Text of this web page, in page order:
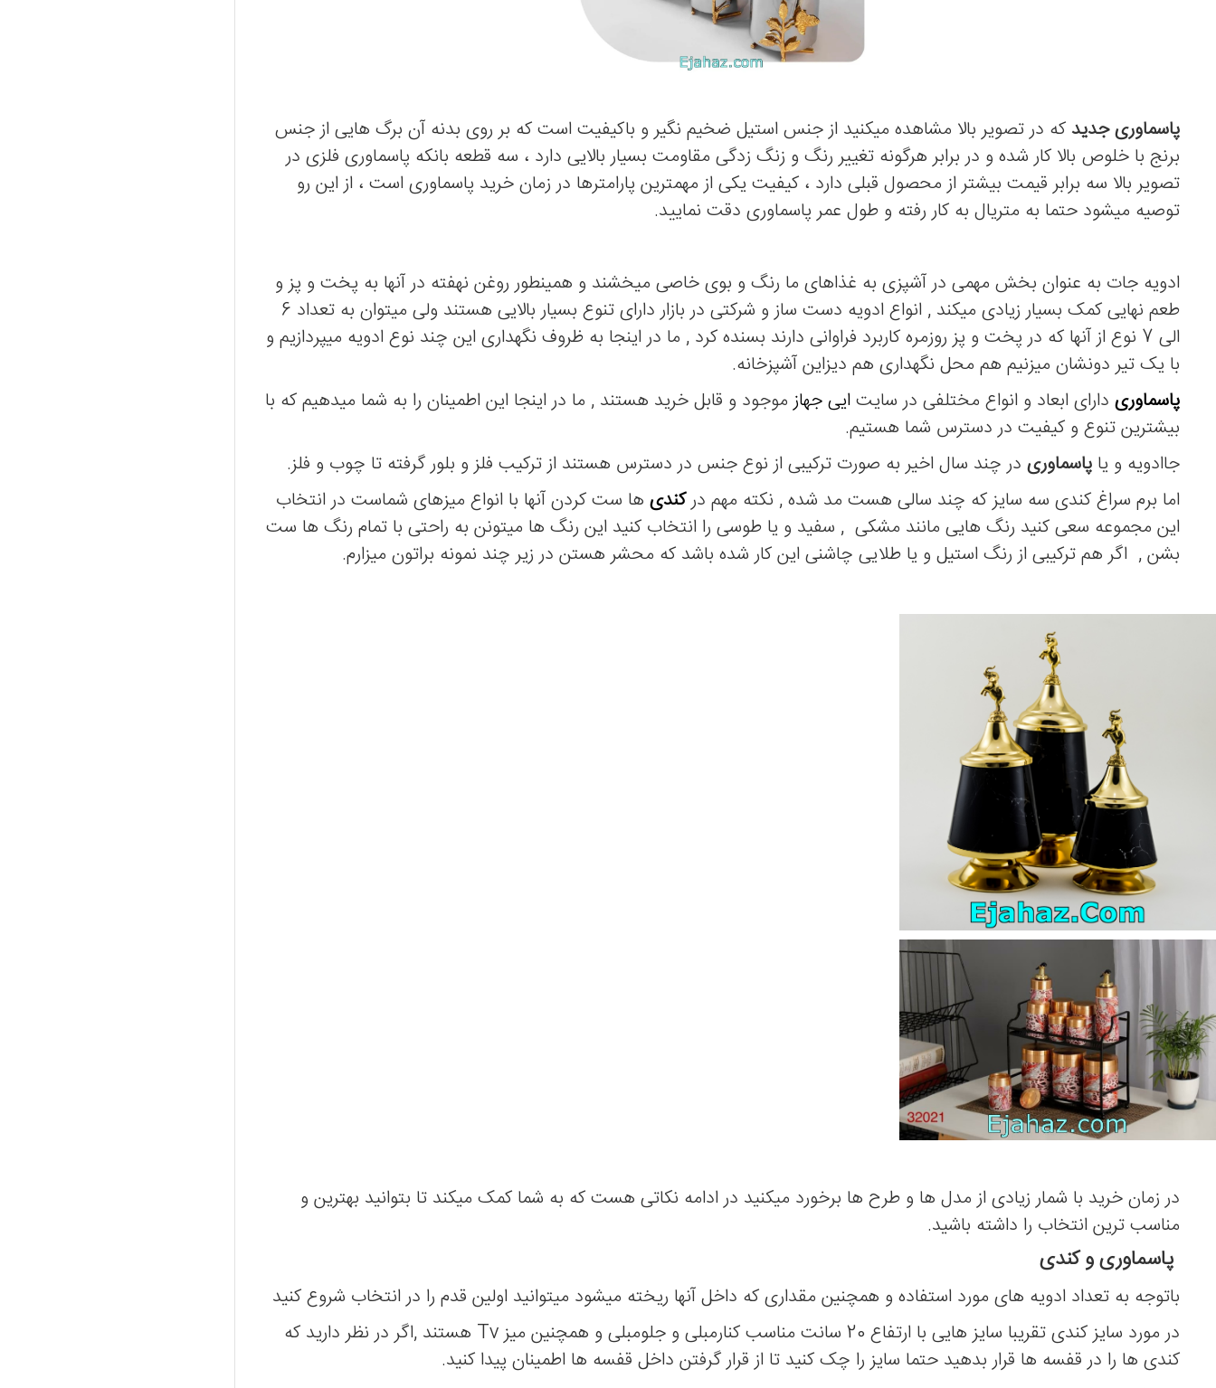
پاسماوری جدید که در تصویر بالا مشاهده میکنید از جنس استیل ضخیم نگیر و باکیفیت است که بر روی بدنه آن برگ هایی از جنس
برنج با خلوص بالا کار شده و در برابر هرگونه تغییر رنگ و زنگ زدگی مقاومت بسیار بالایی دارد ، سه قطعه بانکه پاسماوری فلزی در
تصویر بالا سه برابر قیمت بیشتر از محصول قبلی دارد ، کیفیت یکی از مهمترین پارامترها در زمان خرید پاسماوری است ، از این رو
توصیه میشود حتما به متریال به کار رفته و طول عمر پاسماوری دقت نمایید.
ادویه جات به عنوان بخش مهمی در آشپزی به غذاهای ما رنگ و بوی خاصی میخشند و همینطور روغن نهفته در آنها به پخت و پز و
طعم نهایی کمک بسیار زیادی میکند , انواع ادویه دست ساز و شرکتی در بازار دارای تنوع بسیار بالایی هستند ولی میتوان به تعداد 6
الی 7 نوع از آنها که در پخت و پز روزمره کاربرد فراوانی دارند بسنده کرد , ما در اینجا به ظروف نگهداری این چند نوع ادویه میپردازیم و
با یک تیر دونشان میزنیم هم محل نگهداری هم دیزاین آشپزخانه.
پاسماوری دارای ابعاد و انواع مختلفی در سایتایی جهازموجود و قابل خرید هستند , ما در اینجا این اطمینان را به شما میدهیم که با
بیشترین تنوع و کیفیت در دسترس شما هستیم.
جاادویه و یا پاسماوری در چند سال اخیر به صورت ترکیبی از نوع جنس در دسترس هستند از ترکیب فلز و بلور گرفته تا چوب و فلز.
اما برم سراغ کندی سه سایز که چند سالی هست مد شده , نکته مهم درکندی ها ست کردن آنها با انواع میزهای شماست در انتخاب
این مجموعه سعی کنید رنگ هایی مانند مشکی , سفید و یا طوسی را انتخاب کنید این رنگ ها میتونن به راحتی با تمام رنگ ها ست
بشن , اگر هم ترکیبی از رنگ استیل و یا طلایی چاشنی این کار شده باشد که محشر هستن در زیر چند نمونه براتون میزارم.
در زمان خرید با شمار زیادی از مدل ها و طرح ها برخورد میکنید در ادامه نکاتی هست که به شما کمک میکند تا بتوانید بهترین و
مناسب ترین انتخاب را داشته باشید.
پاسماوری و کندی
باتوجه به تعداد ادویه های مورد استفاده و همچنین مقداری که داخل آنها ریخته میشود میتوانید اولین قدم را در انتخاب شروع کنید
در مورد سایز کندی تقریبا سایز هایی با ارتفاع 20 سانت مناسب کنارمبلی و جلومبلی و همچنین میز Tv هستند ,اگر در نظر دارید که
کندی ها را در قفسه ها قرار بدهید حتما سایز را چک کنید تا از قرار گرفتن داخل قفسه ها اطمینان پیدا کنید.